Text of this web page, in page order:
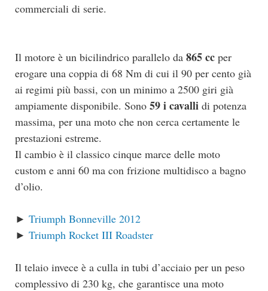
commerciali di serie.
Il motore è un bicilindrico parallelo da 865 cc per
erogare una coppia di 68 Nm di cui il 90 per cento già
ai regimi più bassi, con un minimo a 2500 giri già
ampiamente disponibile. Sono 59 i cavalli di potenza
massima, per una moto che non cerca certamente le
prestazioni estreme.
Il cambio è il classico cinque marce delle moto
custom e anni 60 ma con frizione multidisco a bagno
d’olio.
► Triumph Bonneville 2012
► Triumph Rocket III Roadster
Il telaio invece è a culla in tubi d’acciaio per un peso
complessivo di 230 kg, che garantisce una moto